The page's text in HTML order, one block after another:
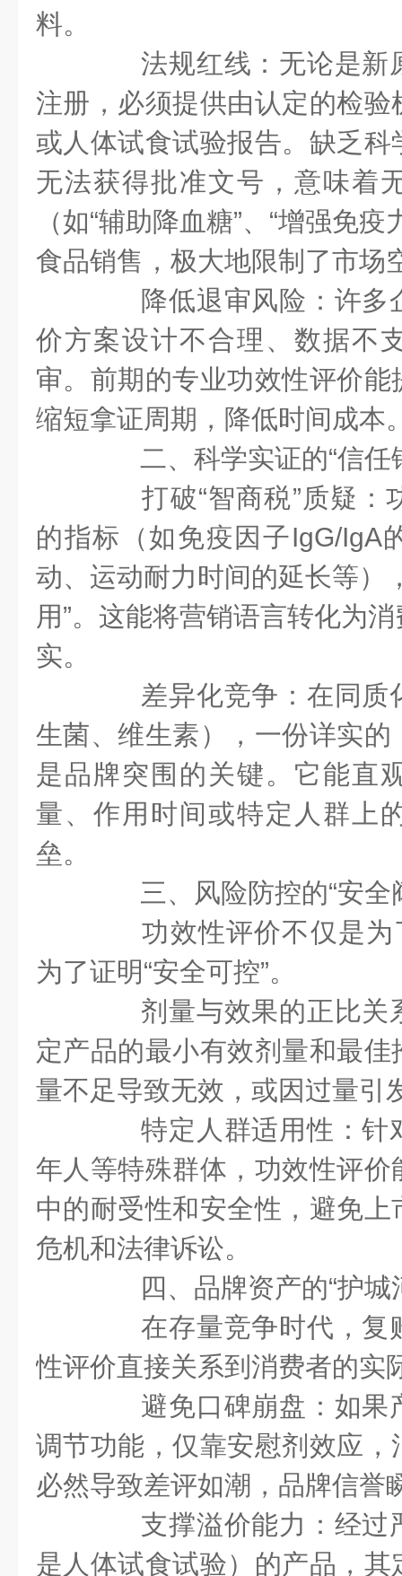
料。
法规红线：无论是新
注册，必须提供由认定的检
或人体试食试验报告。缺乏
无法获得批准文号，意味着
（如“辅助降血糖”、“增强免
食品销售，极大地限制了市场
降低退审风险：许多
价方案设计不合理、数据不
审。前期的专业功效性评价
缩短拿证周期，降低时间成本
二、科学实证的“信任
打破“智商税”质疑：
的指标（如免疫因子IgG/IgA
动、运动耐力时间的延长等）
用”。这能将营销语言转化为
实。
差异化竞争：在同质
生菌、维生素），一份详实
是品牌突围的关键。它能直
量、作用时间或特定人群上
垒。
三、风险防控的“安全
功效性评价不仅是为
为了证明“安全可控”。
剂量与效果的正比关
定产品的最小有效剂量和最
量不足导致无效，或因过量引
特定人群适用性：针
年人等特殊群体，功效性评
中的耐受性和安全性，避免
危机和法律诉讼。
四、品牌资产的“护城
在存量竞争时代，复
性评价直接关系到消费者的实
避免口碑崩盘：如果
调节功能，仅靠安慰剂效应
必然导致差评如潮，品牌信誉
支撑溢价能力：经过
是人体试食试验）的产品，